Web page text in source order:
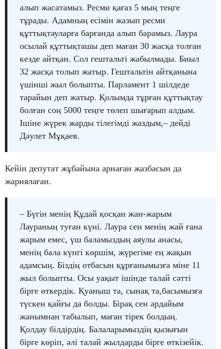
алып жасатамыз. Ресми қағаз 5 мың теңге
тұрады. Адамның есімін жазып ресми
құттықтауларға барғанда алып барамыз. Лаура
осылай құттықташы деп маған 30 жасқа толған
кезде айтқан. Сол гештальті жабылмады. Биыл
32 жасқа толып жатыр. Гештальтін айтқанына
үшінші жыл болыпты. Парламент 1 шілдеде
тарайын деп жатыр. Қолымда тұрған құттықтау
болған соң 5000 теңге төлеп шығарып алдым.
Ішіне жүрек жарды тілегімді жаздым,– дейді
Дәулет Мұқаев.
Кейін депутат жұбайына арнаған жазбасын да
жариялаған.
– Бүгін менің Құдай қосқан жан-жарым
Лаураның туған күні. Лаура сен менің жай ғана
жарым емес, үш баламыздың аяулы анасы,
менің бала күнгі көршім, жүрегіме ең жақын
адамсың. Біздің отбасын құрғанымызға міне 11
жыл болыпты. Осы уақыт ішінде талай сәтті
бірге өткердік. Қуаныш та, сынақ та,басымызға
түскен қайғы да болды. Бірақ сен әрдайым
жанымнан табылып, маған тірек болдың.
Қолдау білдірдің. Балаларымыздің қызығын
бірге көріп, әлі талай жылдарды бірге өткізейік.